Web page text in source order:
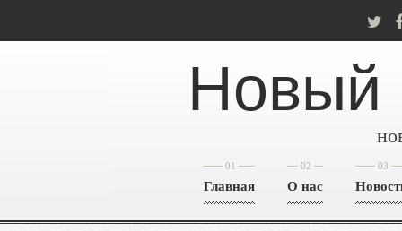
Новый
01
Главная
02
О нас
03